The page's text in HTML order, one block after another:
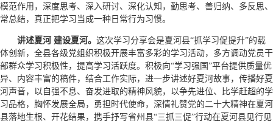
模范作用，深度思考、深入研讨、深化认知，勤思考、善归纳、多反思、
常总结，真正把学习当成一种日常行为习惯。
讲述夏河 建设夏河。 这次学习分享会是夏河县“抓学习促提升”的载
体创新，全县各级党组织积极开展丰富多彩的学习活动，多方调动党员干
部群众学习积极性，提高学习活跃度。积极向“学习强国”平台提供质量优
异、内容丰富的稿件，结合工作实际，进一步讲述好夏河故事，传播好夏
河声音，以自强不息、奋发进取的精神风貌，以争先进位、比学赶超的学
习品格，胸怀发展全局，勇担时代使命，深情礼赞党的二十大精神在夏河
县落地生根、开花结果，携手抒写省州县“三抓三促”行动在夏河县见行见